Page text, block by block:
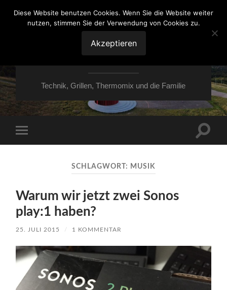
VON ESSEN ÜBER
HESSEN NACH
MOERS
Technik, Grillen, Thermomix und die Familie
Menü
SCHLAGWORT: MUSIK
Warum wir jetzt zwei Sonos
play:1 haben?
25. JULI 2015 / 1 KOMMENTAR
Diese Website benutzen Cookies. Wenn Sie die Website weiter
nutzen, stimmen Sie der Verwendung von Cookies zu.
Akzeptieren